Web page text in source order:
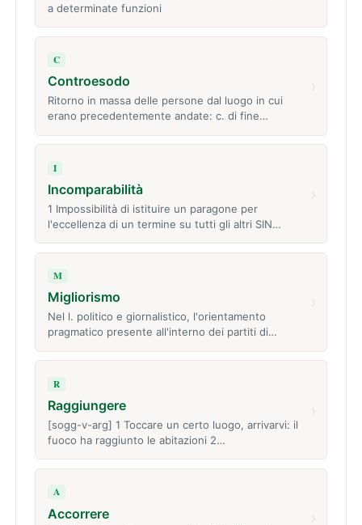
a determinate funzioni
C
Controesodo
Ritorno in massa delle persone dal luogo in cui
erano precedentemente andate: c. di fine…
I
Incomparabilità
1 Impossibilità di istituire un paragone per
l'eccellenza di un termine su tutti gli altri SIN…
M
Migliorismo
Nel l. politico e giornalistico, l'orientamento
pragmatico presente all'interno dei partiti di…
R
Raggiungere
[sogg-v-arg] 1 Toccare un certo luogo, arrivarvi: il
fuoco ha raggiunto le abitazioni 2…
A
Accorrere